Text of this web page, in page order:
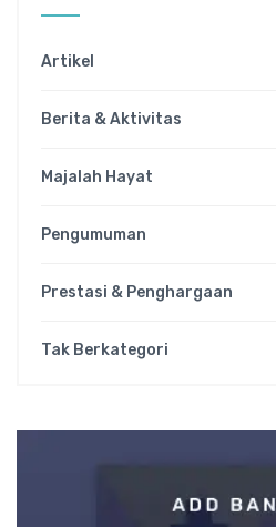
Artikel
Berita & Aktivitas
Majalah Hayat
Pengumuman
Prestasi & Penghargaan
Tak Berkategori